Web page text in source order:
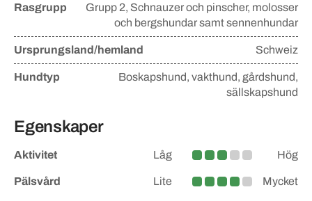
Rasgrupp Grupp 2, Schnauzer och pinscher, molosser
och bergshundar samt sennenhundar
Ursprungsland/hemland Schweiz
Hundtyp
Boskapshund, vakthund, gårdshund,
sällskapshund
Egenskaper
Aktivitet Låg
Medel
Hög
Pälsvård Lite
Medelstor
Mycket